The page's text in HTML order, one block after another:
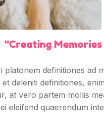
"Creating
definitiones
deleniti definitiones,
at vero partem mollis
eleifend quaerendum